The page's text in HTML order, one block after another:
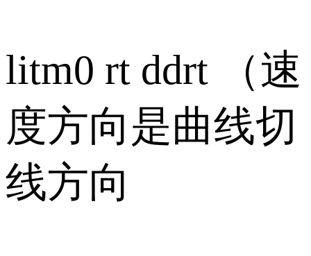
litm0 rt ddrt （速
度方向是曲线切
线方向